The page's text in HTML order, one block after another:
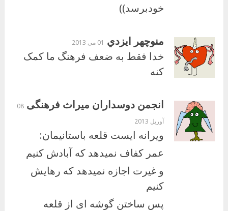
خودبرسد))
منوچهر ايزدي 01 می 2013
خدا فقط به ضعف فرهنگ ما کمک
کنه
انجمن دوسداران میراث فرهنگی 08
آوریل 2013
ویرانه ایست قلعه باستانیمان:
عمر کفاف نمیدهد که آبادش کنیم
و غیرت اجازه نمیدهد که رهایش
کنیم
پس ساختن گوشه ای از قلعه